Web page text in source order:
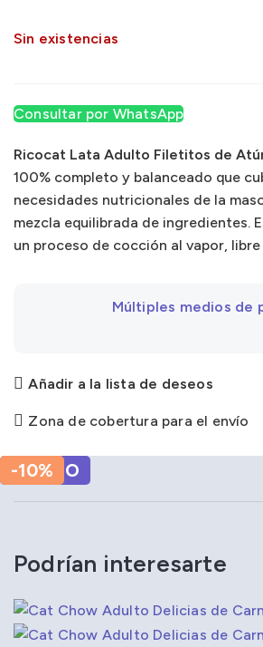
Sin existencias
Consultar por WhatsApp
Ricocat Lata Adulto Filetitos de
100% completo y balanceado que
necesidades nutricionales de la
mezcla equilibrada de ingredientes.
un proceso de cocción al vapor,
Múltiples medios de
Añadir a la lista de deseos
Zona de cobertura para el envío
Podrían interesarte
PROMO
-10%